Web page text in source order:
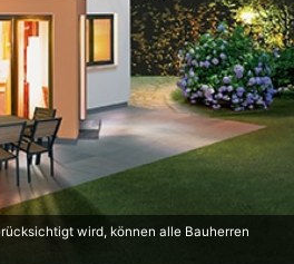
wird, können alle Bauherren